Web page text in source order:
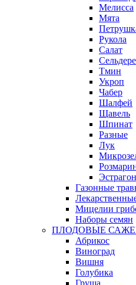
Мелисса
Мята
Рукола
Салат
Тмин
Укроп
Чабер
Шалфей
Щавель
Шпинат
Разные
Лук
Эстрагон
Газонные
Мицелии
Наборы семян
ПЛОДОВЫЕ
Абрикос
Виноград
Вишня
Голубика